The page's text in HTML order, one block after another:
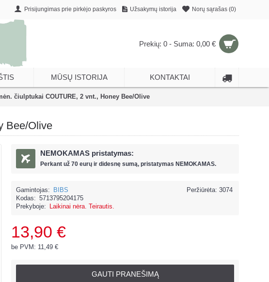
Prisijungimas prie pirkėjo paskyros Užsakymų istorija Norų sąrašas (0)
Prekių: 0 - Suma: 0,00 €
MŪSŲ ISTORIJA KONTAKTAI
čiulptukai COUTURE, 2 vnt., Honey Bee/Olive
Bee/Olive
NEMOKAMAS pristatymas:
Perkant už 70 eurų ir didesnę sumą, pristatymas NEMOKAMAS.
Peržiūrėta: 3074
Gamintojas:
BIBS
Kodas: 5713795204175
Prekyboje:
Laikinai nėra. Teirautis.
13,90 €
be PVM: 11,49 €
GAUTI PRANEŠIMĄ